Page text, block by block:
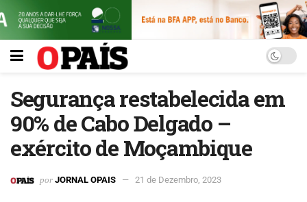
Segurança restabelecida em
90% de Cabo Delgado –
exército de Moçambique
por JORNAL OPAIS 21 de Dezembro, 2023